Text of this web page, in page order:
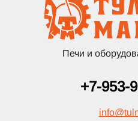
Печи и
+7-953-
info@